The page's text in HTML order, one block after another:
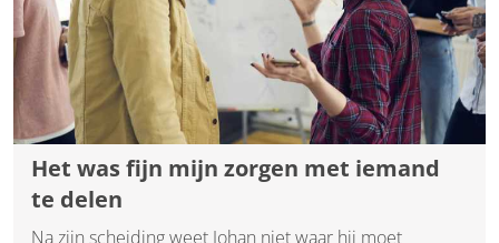
Het was fijn mijn zorgen met iemand
te delen
Na zijn scheiding weet Johan niet waar hij moet